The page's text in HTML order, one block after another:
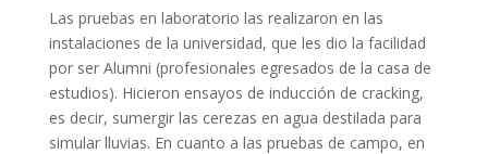
Las pruebas en laboratorio las realizaron en las
instalaciones de la universidad, que les dio la facilidad
por ser Alumni (profesionales egresados de la casa de
estudios). Hicieron ensayos de inducción de cracking,
es decir, sumergir las cerezas en agua destilada para
simular lluvias. En cuanto a las pruebas de campo, en